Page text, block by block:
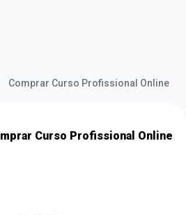
Comprar Curso Profissional Online
Curso Profissional Online